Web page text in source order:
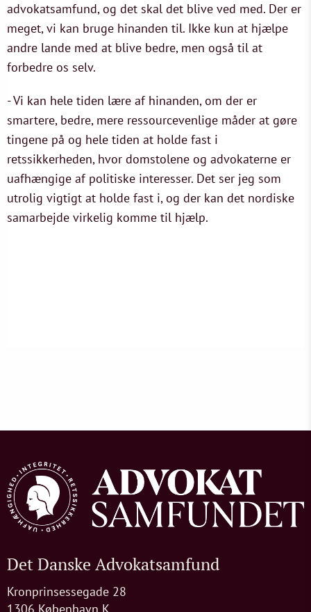
advokatsamfund, og det skal det blive ved med. Der er
meget, vi kan bruge hinanden til. Ikke kun at hjælpe
andre lande med at blive bedre, men også til at
forbedre os selv.
- Vi kan hele tiden lære af hinanden, om der er
smartere, bedre, mere ressourcevenlige måder at gøre
tingene på og hele tiden at holde fast i
retssikkerheden, hvor domstolene og advokaterne er
uafhængige af politiske interesser. Det ser jeg som
utrolig vigtigt at holde fast i, og der kan det nordiske
samarbejde virkelig komme til hjælp.
Det Danske Advokatsamfund
Kronprinsessegade 28
1306 København K